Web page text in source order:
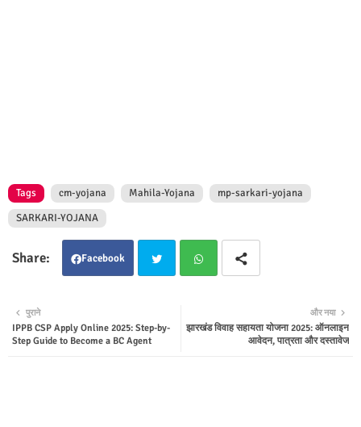
Tags cm-yojana Mahila-Yojana
mp-sarkari-yojana
SARKARI-YOJANA
Facebook
ter tsap
और नया
झारखंड विवाह सहायता योजना 2025: ऑनलाइन
आवेदन, पात्रता और दस्तावेज
पुराने
IPPB CSP Apply Online 2025: Step-by-
Step Guide to Become a BC Agent